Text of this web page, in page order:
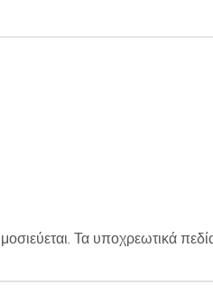
Τα υποχρεωτικά